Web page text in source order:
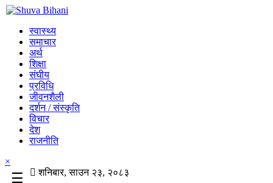
स्वास्थ्य
समाचार
अर्थ
शिक्षा
संघीय
प्रविधि
जीवनशैली
दर्शन / संस्कृति
विचार
देश
राजनीति
×
☰
शनिबार, साउन २३, २०८३